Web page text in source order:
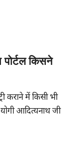
किसने
कराने में किसी भी
आदित्यनाथ जी